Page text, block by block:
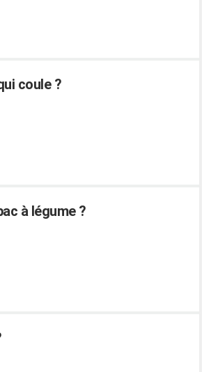
coule ?
à légume ?